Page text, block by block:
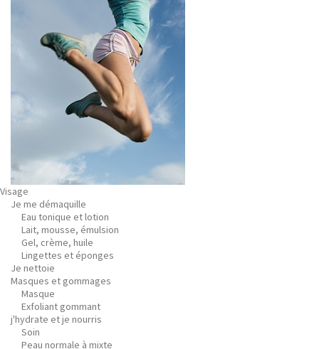
Visage
Je me démaquille
Eau tonique et lotion
Lait, mousse, émulsion
Gel, crème, huile
Lingettes et éponges
Je nettoie
Masques et gommages
Masque
Exfoliant gommant
j'hydrate et je nourris
Soin
Peau normale à mixte